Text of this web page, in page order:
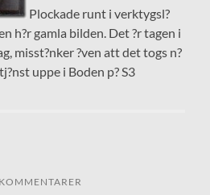
Plockade runt i verktygsl?
h?r gamla bilden. Det ?r tagen i
misst?nker ?ven att det togs n?
uppe i Boden p? S3